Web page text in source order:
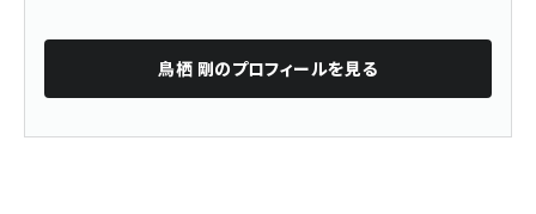
鳥栖 剛のプロフィールを見る